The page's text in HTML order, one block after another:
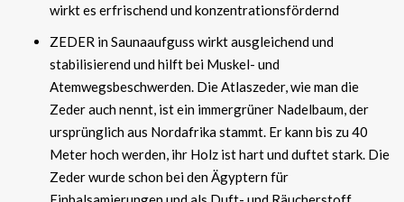
wirkt es erfrischend und konzentrationsfördernd
ZEDER in Saunaaufguss wirkt ausgleichend und
stabilisierend und hilft bei Muskel- und
Atemwegsbeschwerden. Die Atlaszeder, wie man die
Zeder auch nennt, ist ein immergrüner Nadelbaum, der
ursprünglich aus Nordafrika stammt. Er kann bis zu 40
Meter hoch werden, ihr Holz ist hart und duftet stark. Die
Zeder wurde schon bei den Ägyptern für